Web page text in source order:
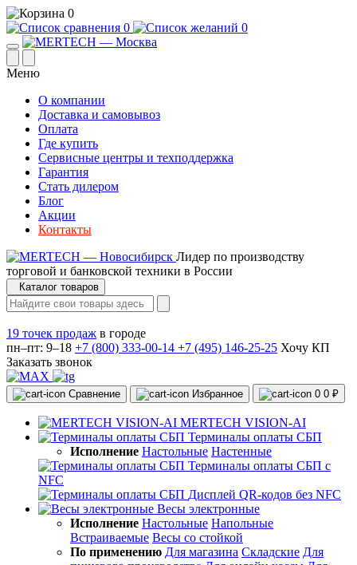
0
0
0
Меню
О компании
Доставка и самовывоз
Оплата
Где купить
Сервисные центры и техподдержка
Гарантия
Стать дилером
Блог
Акции
Контакты
Лидер по производству
торговой и банковской техники в России
Каталог товаров
19 точек продаж в городе
пн–пт: 9–18 +7 (800) 333-00-14 +7 (495) 146-25-25 Хочу КП
Заказать звонок
Сравнение Избранное 0 0 ₽
MERTECH VISION-AI
Терминалы оплаты СБП
Исполнение Настольные Настенные
Терминалы оплаты СБП с
NFC
Дисплей QR-кодов без NFC
Весы электронные
Исполнение Настольные Напольные
Встраиваемые Весы со стойкой
По применению Для магазина Складские Для